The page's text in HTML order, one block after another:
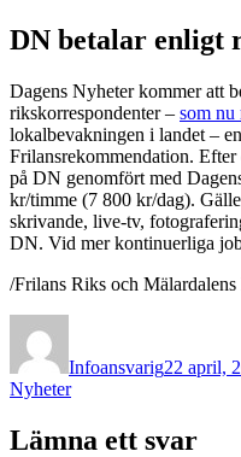
DN betalar enligt
Dagens Nyheter kommer att
rikskorrespondenter – som nu
lokalbevakningen i landet –
Frilansrekommendation.
på DN genomfört med
kr/timme (7 800 kr/dag).
skrivande, live-tv,
DN. Vid mer kontinuerliga
/Frilans Riks och
Infoansvarig22 april,
Nyheter
Lämna ett svar